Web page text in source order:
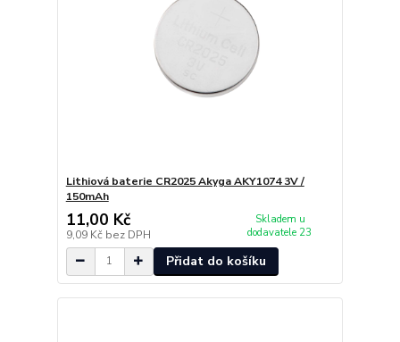
Lithiová baterie CR2025 Akyga AKY1074 3V /
150mAh
11,00 Kč
9,09 Kč bez DPH
Skladem u
dodavatele 23
Přidat do košíku